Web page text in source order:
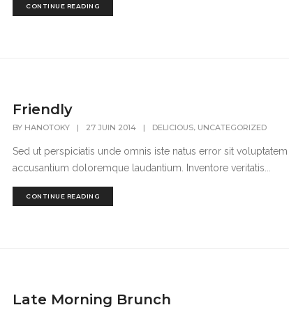
CONTINUE READING
Friendly
BY HANOTOKY | 27 JUIN 2014 | DELICIOUS, UNCATEGORIZED
Sed ut perspiciatis unde omnis iste natus error sit voluptatem
accusantium doloremque laudantium. Inventore veritatis...
CONTINUE READING
Late Morning Brunch